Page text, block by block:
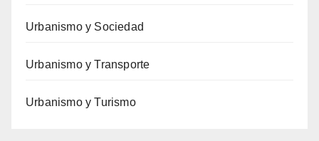
Urbanismo y Sociedad
Urbanismo y Transporte
Urbanismo y Turismo